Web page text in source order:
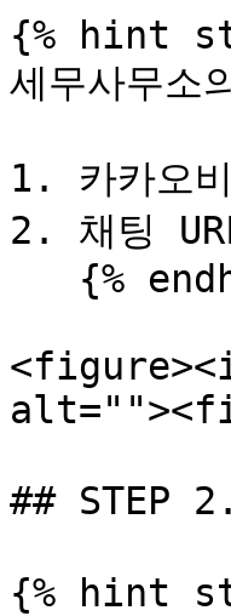
{% hint
세무사무소
1. 카카오
2. 채팅
## STEP
{% hint